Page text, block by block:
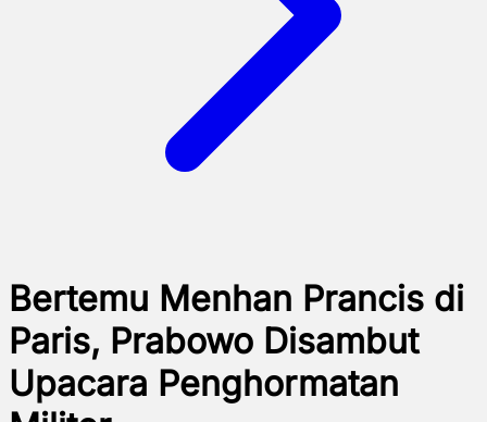
Bertemu Menhan Prancis di
Paris, Prabowo Disambut
Upacara Penghormatan